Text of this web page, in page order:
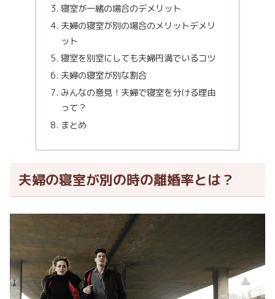
寝室が一緒の場合のデメリット
夫婦の寝室が別の場合のメリットデメリ
ット
寝室を別室にしても夫婦円満でいるコツ
夫婦の寝室が別な割合
みんなの意見！夫婦で寝室を分ける理由
って？
まとめ
夫婦の寝室が別の時の離婚率とは？